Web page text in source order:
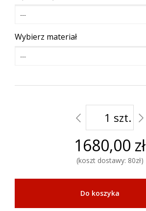
---
Wybierz materiał
---
szt.
1680,00 zł
koszt dostawy: 80zł